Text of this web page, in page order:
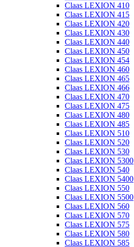
Claas LEXION 410
Claas LEXION 415
Claas LEXION 420
Claas LEXION 430
Claas LEXION 440
Claas LEXION 450
Claas LEXION 454
Claas LEXION 460
Claas LEXION 465
Claas LEXION 466
Claas LEXION 470
Claas LEXION 475
Claas LEXION 480
Claas LEXION 485
Claas LEXION 510
Claas LEXION 520
Claas LEXION 530
Claas LEXION 5300
Claas LEXION 540
Claas LEXION 5400
Claas LEXION 550
Claas LEXION 5500
Claas LEXION 560
Claas LEXION 570
Claas LEXION 575
Claas LEXION 580
Claas LEXION 585